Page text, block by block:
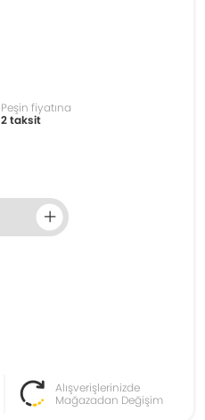
Peşin fiyatına
2 taksit
Alışverişlerinizde
Mağazadan Değişim